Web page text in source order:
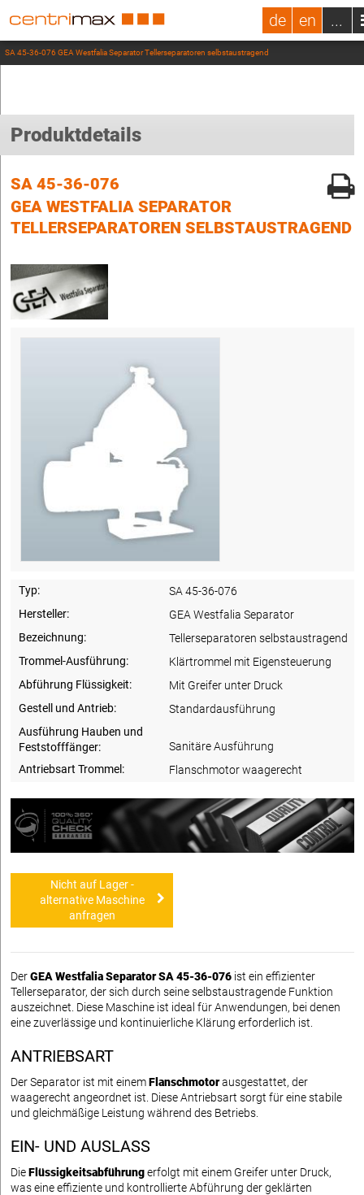
de en ...
SA 45-36-076 GEA Westfalia Separator Tellerseparatoren selbstaustragend
Produktdetails
SA 45-36-076
GEA WESTFALIA SEPARATOR
TELLERSEPARATOREN SELBSTAUSTRAGEND
Typ:
SA 45-36-076
Hersteller:
GEA Westfalia Separator
Bezeichnung:
Tellerseparatoren selbstaustragend
Trommel-Ausführung:
Klärtrommel mit Eigensteuerung
Abführung Flüssigkeit:
Mit Greifer unter Druck
Gestell und Antrieb:
Standardausführung
Ausführung Hauben und
Feststofffänger:
Sanitäre Ausführung
Antriebsart Trommel:
Flanschmotor waagerecht
Nicht auf Lager -
alternative Maschine
anfragen
DerGEA Westfalia Separator SA 45-36-076 ist ein effizienter
Tellerseparator, der sich durch seine selbstaustragende Funktion
auszeichnet. Diese Maschine ist ideal für Anwendungen, bei denen
eine zuverlässige und kontinuierliche Klärung erforderlich ist.
ANTRIEBSART
Der Separator ist mit einemFlanschmotorausgestattet, der
waagerecht angeordnet ist. Diese Antriebsart sorgt für eine stabile
und gleichmäßige Leistung während des Betriebs.
EIN- UND AUSLASS
DieFlüssigkeitsabführungerfolgt mit einem Greifer unter Druck,
was eine effiziente und kontrollierte Abführung der geklärten